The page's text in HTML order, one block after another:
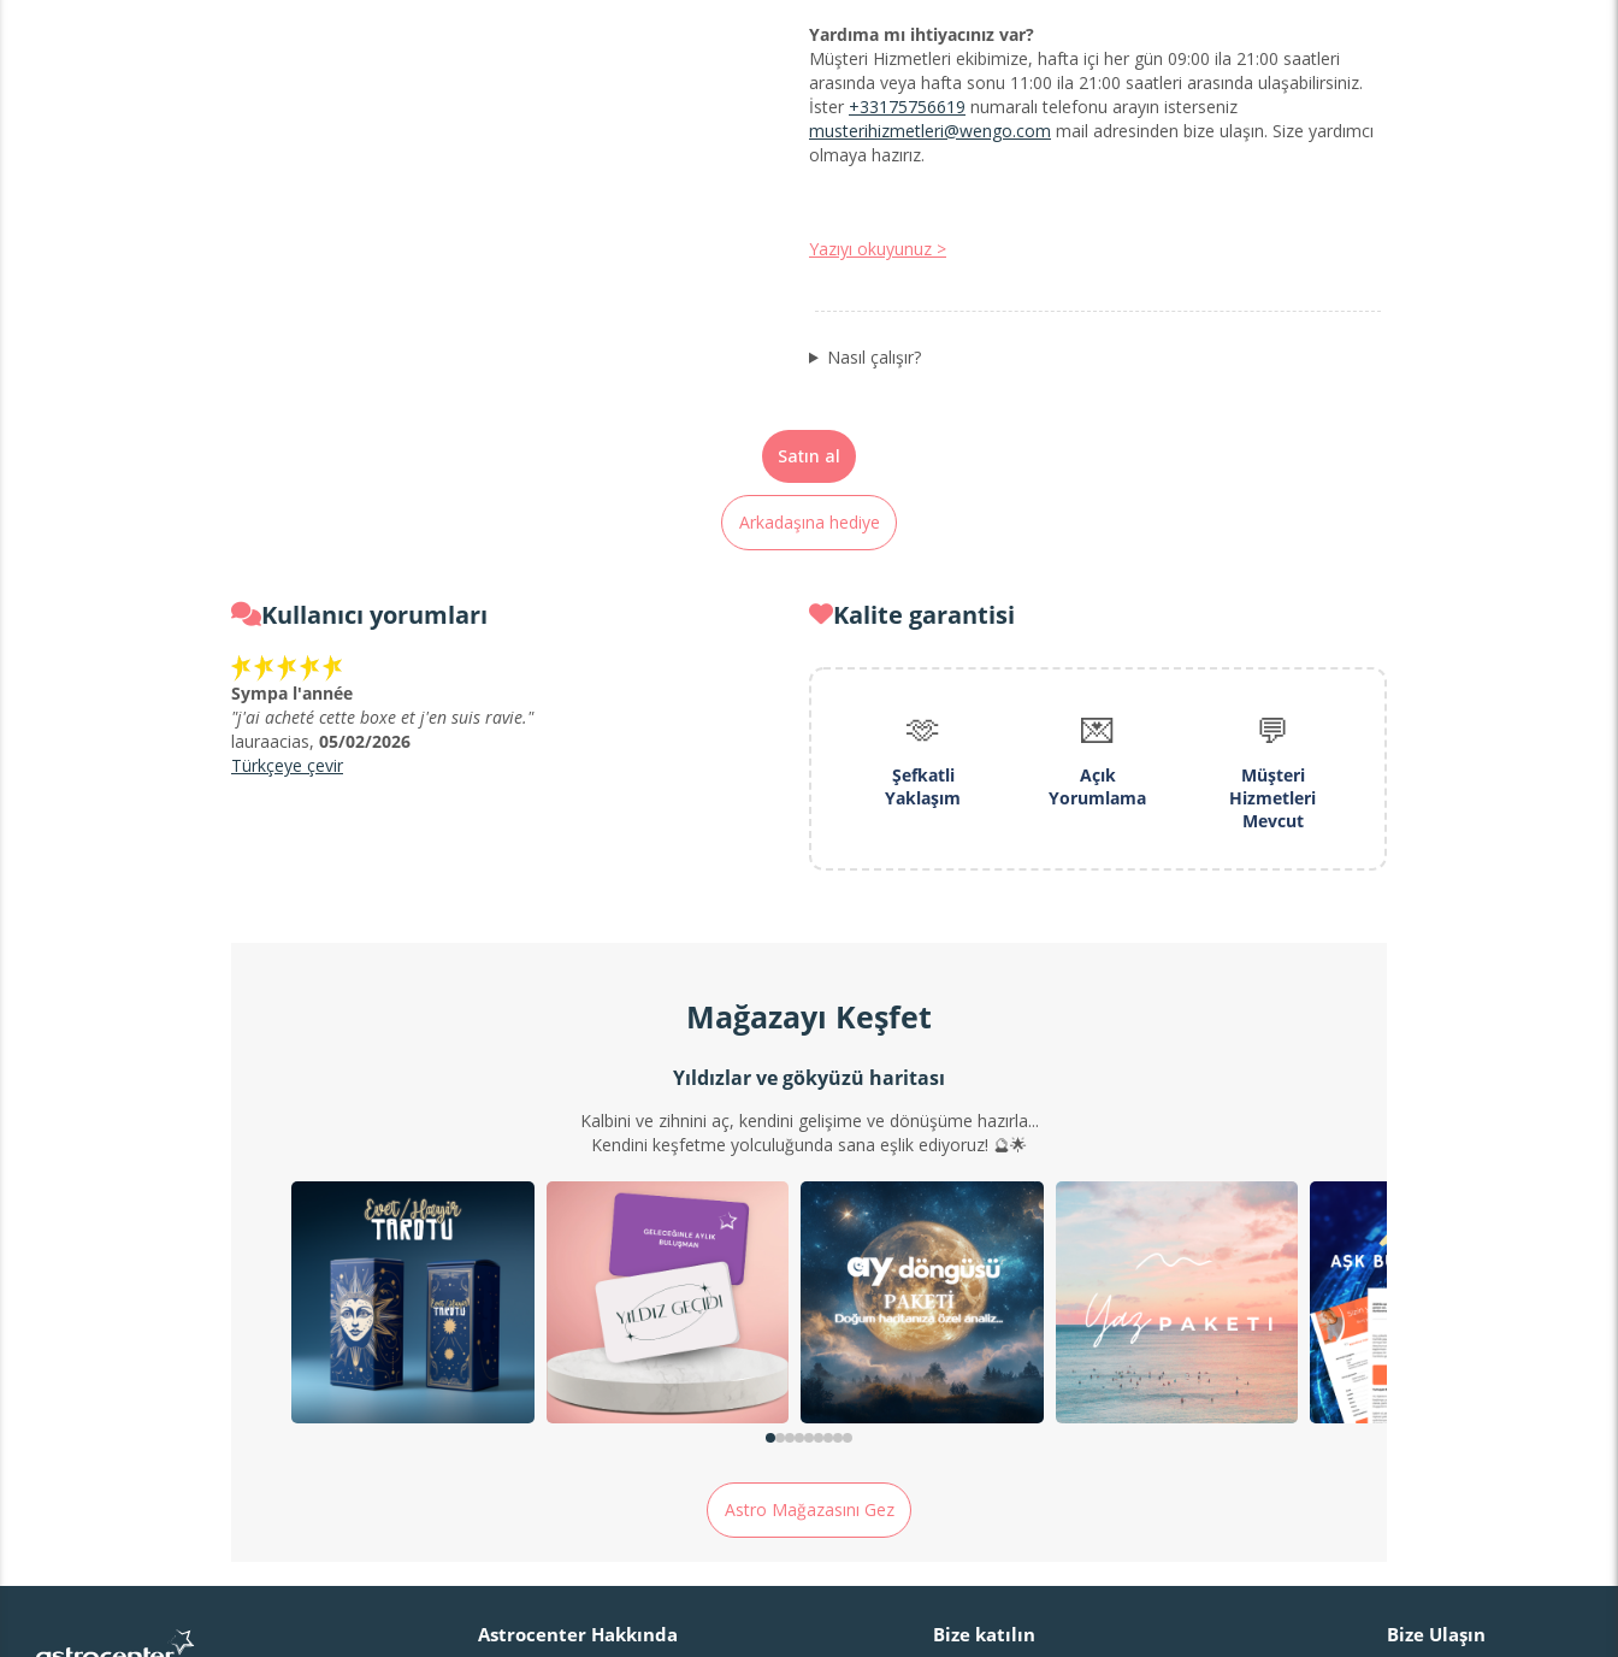
Yardıma mı ihtiyacınız var?
Müşteri Hizmetleri ekibimize, hafta içi her gün 09:00 ila 21:00 saatleri
arasında veya hafta sonu 11:00 ila 21:00 saatleri arasında ulaşabilirsiniz.
İster +33175756619 numaralı telefonu arayın isterseniz
musterihizmetleri@wengo.com
olmaya hazırız.
Yazıyı okuyunuz >
Nasıl çalışır?
Satın al
Arkadaşına hediye
Kullanıcı yorumları
Sympa l'année
"j'ai acheté cette boxe et j'en suis ravie."
lauraacias, 05/02/2026
Türkçeye çevir
Kalite garantisi
🫶
Şefkatli
Yaklaşım
💌
Açık
Yorumlama
💬
Müşteri
Hizmetleri
Mevcut
Mağazayı Keşfet
Yıldızlar ve gökyüzü haritası
Kalbini ve zihnini aç, kendini gelişime ve dönüşüme hazırla...
Kendini keşfetme yolculuğunda sana eşlik ediyoruz! 🔮🌟
Astro Mağazasını Gez
Astrocenter Hakkında Bize katılın Bize Ulaşın